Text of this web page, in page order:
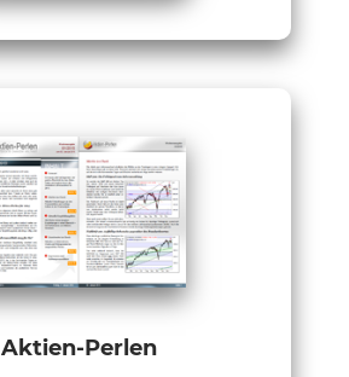
Aktien-Perlen